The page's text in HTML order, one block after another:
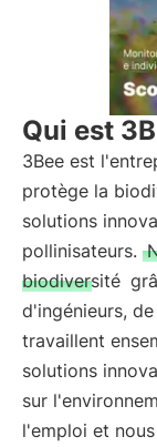
Qui est
3Bee est
protège la
solutions
pollinisateurs.
biodiversité
d'ingénieurs,
travaillent
solutions
sur
l'emploi et